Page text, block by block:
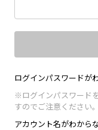
ログインパスワードが
※ログインパスワード
すのでご注意ください。
アカウント名がわから